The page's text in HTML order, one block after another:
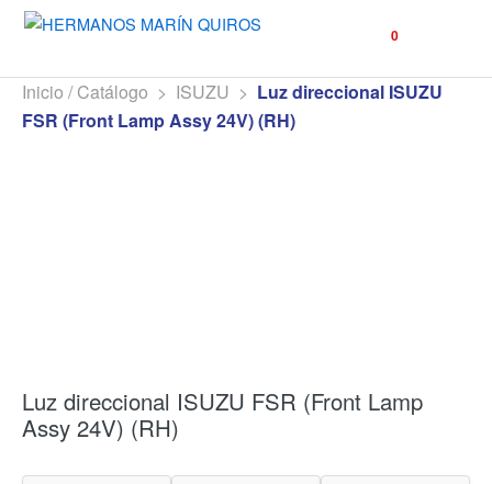
0
Inicio / Catálogo > ISUZU > Luz direccional ISUZU
FSR (Front Lamp Assy 24V) (RH)
Luz direccional ISUZU FSR (Front Lamp
Assy 24V) (RH)